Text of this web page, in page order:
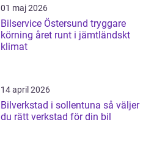
01 maj 2026
Bilservice Östersund tryggare
körning året runt i jämtländskt
klimat
14 april 2026
Bilverkstad i sollentuna så väljer
du rätt verkstad för din bil